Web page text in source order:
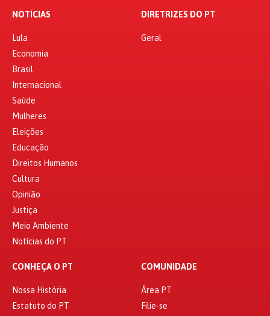
NOTÍCIAS
Lula
Economia
Brasil
Internacional
Saúde
Mulheres
Eleições
Educação
Direitos Humanos
Cultura
Opinião
Justiça
Meio Ambiente
Notícias do PT
DIRETRIZES DO PT
Geral
CONHEÇA O PT
Nossa História
Estatuto do PT
COMUNIDADE
Área PT
Filie-se